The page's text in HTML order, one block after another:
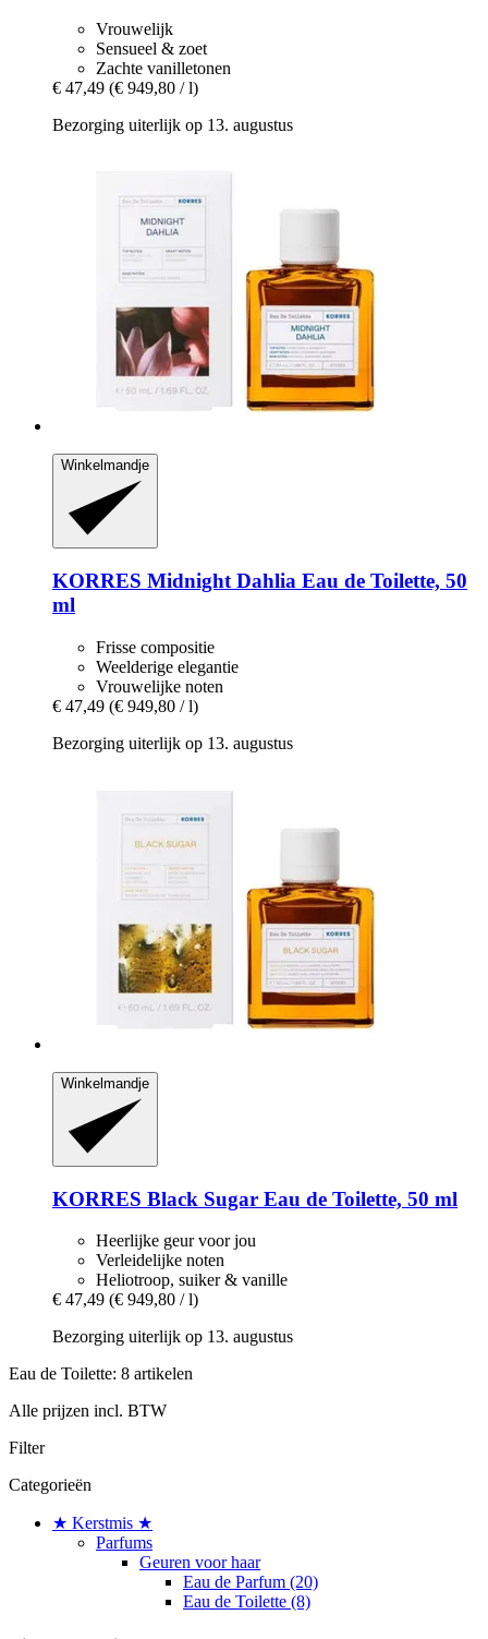
Vrouwelijk
Sensueel & zoet
Zachte vanilletonen
€ 47,49 (€ 949,80 / l)
Bezorging uiterlijk op 13. augustus
Winkelmandje
KORRES Midnight Dahlia Eau de Toilette, 50
ml
Frisse compositie
Weelderige elegantie
Vrouwelijke noten
€ 47,49 (€ 949,80 / l)
Bezorging uiterlijk op 13. augustus
Winkelmandje
KORRES Black Sugar Eau de Toilette, 50 ml
Heerlijke geur voor jou
Verleidelijke noten
Heliotroop, suiker & vanille
€ 47,49 (€ 949,80 / l)
Bezorging uiterlijk op 13. augustus
Eau de Toilette: 8 artikelen
Alle prijzen incl. BTW
Filter
Categorieën
★ Kerstmis ★
Parfums
Geuren voor haar
Eau de Parfum (20)
Eau de Toilette (8)